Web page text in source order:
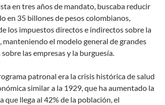
en tres años de mandato, buscaba reducir
en 35 billones de pesos colombianos,
los impuestos directos e indirectos sobre la
el modelo general de grandes
las empresas y la burguesía.
patronal era la crisis histórica de salud
similar a la 1929, que ha aumentado la
que llega al 42% de la población, el